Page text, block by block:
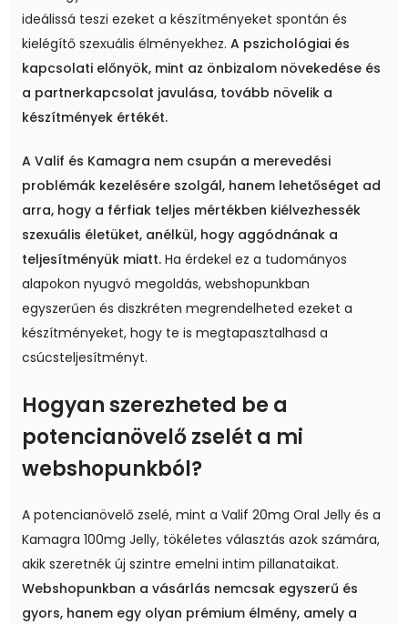
ideálissá teszi ezeket a készítményeket spontán és
kielégítő szexuális élményekhez. A pszichológiai és
kapcsolati előnyök, mint az önbizalom növekedése és
a partnerkapcsolat javulása, tovább növelik a
készítmények értékét.
A Valif és Kamagra nem csupán a merevedési
problémák kezelésére szolgál, hanem lehetőséget ad
arra, hogy a férfiak teljes mértékben kiélvezhessék
szexuális életüket, anélkül, hogy aggódnának a
teljesítményük miatt. Ha érdekel ez a tudományos
alapokon nyugvó megoldás, webshopunkban
egyszerűen és diszkréten megrendelheted ezeket a
készítményeket, hogy te is megtapasztalhasd a
csúcsteljesítményt.
Hogyan szerezheted be a
potencianövelő zselét a mi
webshopunkból?
A potencianövelő zselé, mint a Valif 20mg Oral Jelly és a
Kamagra 100mg Jelly, tökéletes választás azok számára,
akik szeretnék új szintre emelni intim pillanataikat.
Webshopunkban a vásárlás nemcsak egyszerű és
gyors, hanem egy olyan prémium élmény, amely a